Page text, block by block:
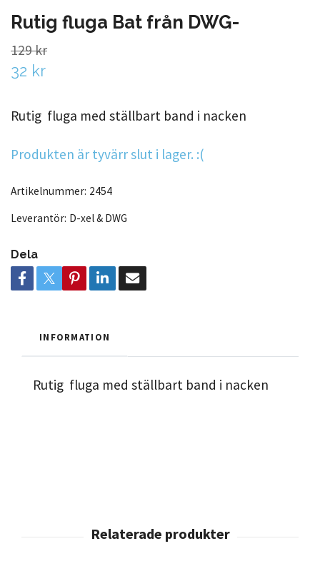
Rutig fluga Bat från DWG-
129 kr
32 kr
Rutig fluga med ställbart band i nacken
Produkten är tyvärr slut i lager. :(
Artikelnummer: 2454
Leverantör: D-xel & DWG
Dela
INFORMATION
Rutig fluga med ställbart band i nacken